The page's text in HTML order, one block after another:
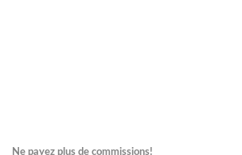
Ne payez plus de commissions!